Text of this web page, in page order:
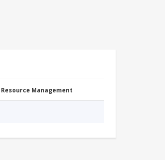
Management